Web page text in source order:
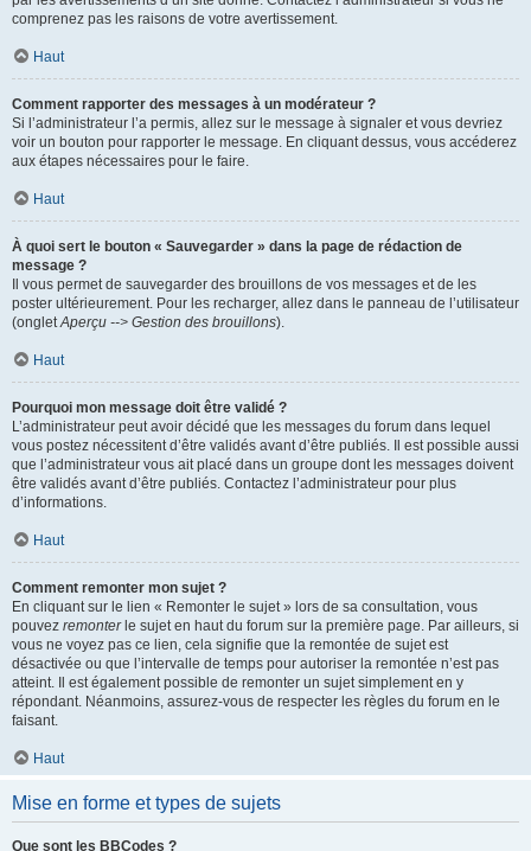
comprenez pas les raisons de votre avertissement.
Haut
Comment rapporter des messages à un modérateur ?
Si l’administrateur l’a permis, allez sur le message à signaler et vous devriez
voir un bouton pour rapporter le message. En cliquant dessus, vous accéderez
aux étapes nécessaires pour le faire.
Haut
À quoi sert le bouton « Sauvegarder » dans la page de rédaction de
message ?
Il vous permet de sauvegarder des brouillons de vos messages et de les
poster ultérieurement. Pour les recharger, allez dans le panneau de l’utilisateur
(ongletAperçu --> Gestion des brouillons).
Haut
Pourquoi mon message doit être validé ?
L’administrateur peut avoir décidé que les messages du forum dans lequel
vous postez nécessitent d’être validés avant d’être publiés. Il est possible aussi
que l’administrateur vous ait placé dans un groupe dont les messages doivent
être validés avant d’être publiés. Contactez l’administrateur pour plus
d’informations.
Haut
Comment remonter mon sujet ?
En cliquant sur le lien « Remonter le sujet » lors de sa consultation, vous
pouvez remonterle sujet en haut du forum sur la première page. Par ailleurs, si
vous ne voyez pas ce lien, cela signifie que la remontée de sujet est
désactivée ou que l’intervalle de temps pour autoriser la remontée n’est pas
atteint. Il est également possible de remonter un sujet simplement en y
répondant. Néanmoins, assurez-vous de respecter les règles du forum en le
faisant.
Haut
Mise en forme et types de sujets
Que sont les BBCodes ?